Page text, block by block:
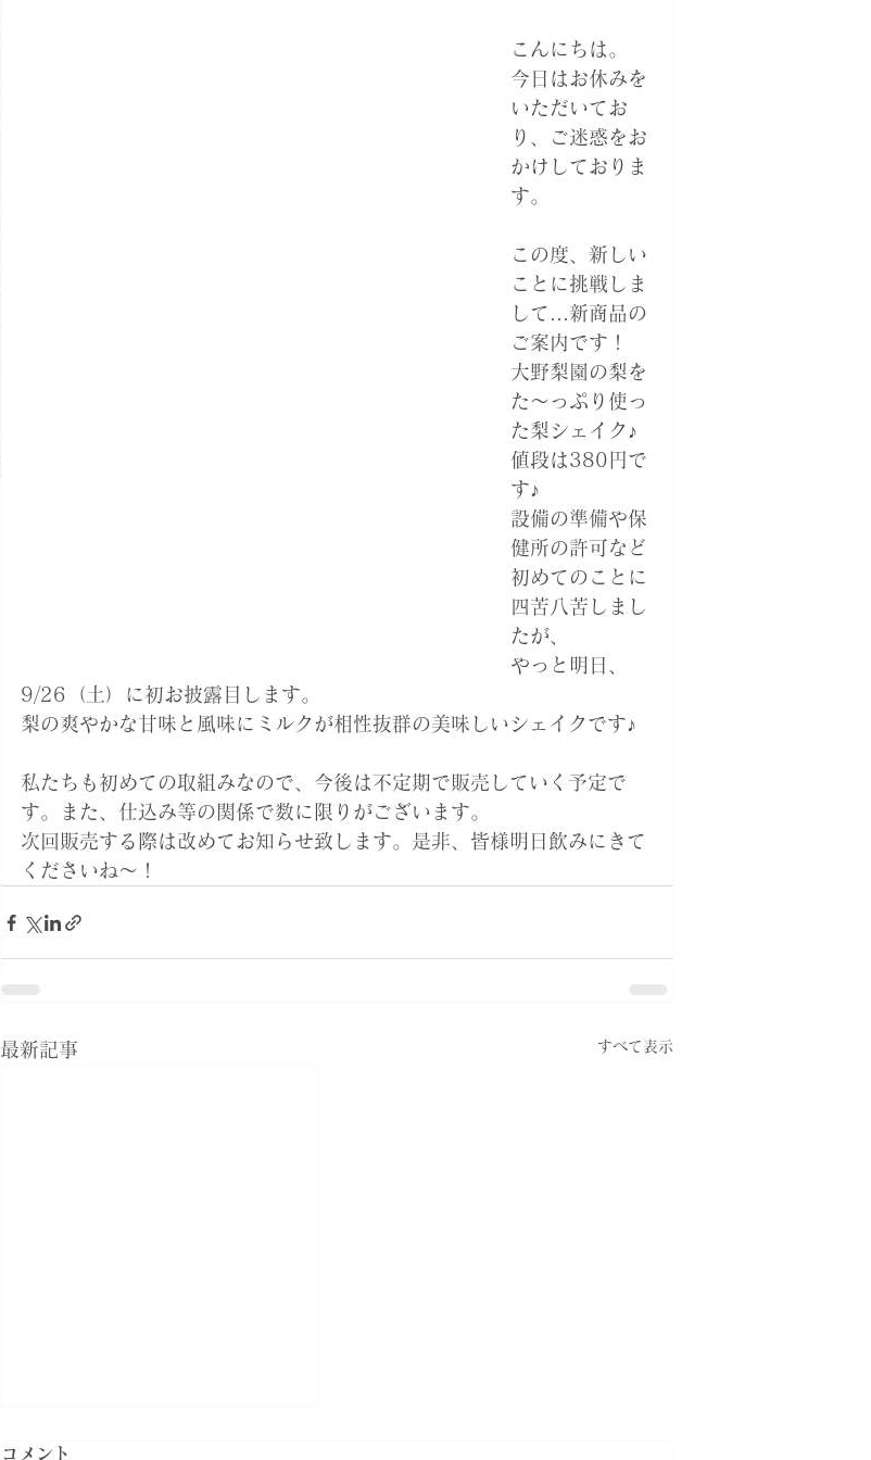
こんにちは。
今日はお休みを
いただいてお
り、ご迷惑をお
かけしておりま
す。
この度、新しい
ことに挑戦しま
して…新商品の
ご案内です！
大野梨園の梨を
た～っぷり使っ
た梨シェイク♪
値段は380円で
す♪
設備の準備や保
健所の許可など
初めてのことに
四苦八苦しまし
たが、
やっと明日、
9/26（土）に初お披露目します。
梨の爽やかな甘味と風味にミルクが相性抜群の美味しいシェイクです♪
私たちも初めての取組みなので、今後は不定期で販売していく予定で
す。また、仕込み等の関係で数に限りがございます。
次回販売する際は改めてお知らせ致します。是非、皆様明日飲みにきて
くださいね～！
最新記事 すべて表示
コメント